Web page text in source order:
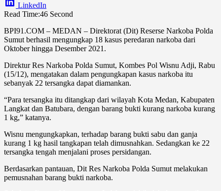
LinkedIn
Read Time:46 Second
BPI91.COM – MEDAN – Direktorat (Dit) Reserse Narkoba Polda
Sumut berhasil mengungkap 18 kasus peredaran narkoba dari
Oktober hingga Desember 2021.
Direktur Res Narkoba Polda Sumut, Kombes Pol Wisnu Adji, Rabu
(15/12), mengatakan dalam pengungkapan kasus narkoba itu
sebanyak 22 tersangka dapat diamankan.
“Para tersangka itu ditangkap dari wilayah Kota Medan, Kabupaten
Langkat dan Batubara, dengan barang bukti kurang narkoba kurang
1 kg,” katanya.
Wisnu mengungkapkan, terhadap barang bukti sabu dan ganja
kurang 1 kg hasil tangkapan telah dimusnahkan. Sedangkan ke 22
tersangka tengah menjalani proses persidangan.
Berdasarkan pantauan, Dit Res Narkoba Polda Sumut melakukan
pemusnahan barang bukti narkoba.